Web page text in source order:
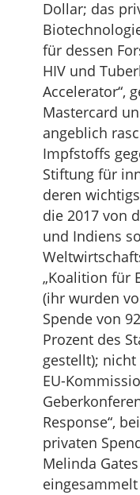
Dollar; das
für dessen
HIV und
Accelerator“,
Mastercard
angeblich
Impfstoffs
Stiftung für
deren
die 2017 von
und Indiens
„Koalition für
(ihr wurden
Spende von
Prozent des
gestellt);
EU-
Response“,
privaten
Melinda